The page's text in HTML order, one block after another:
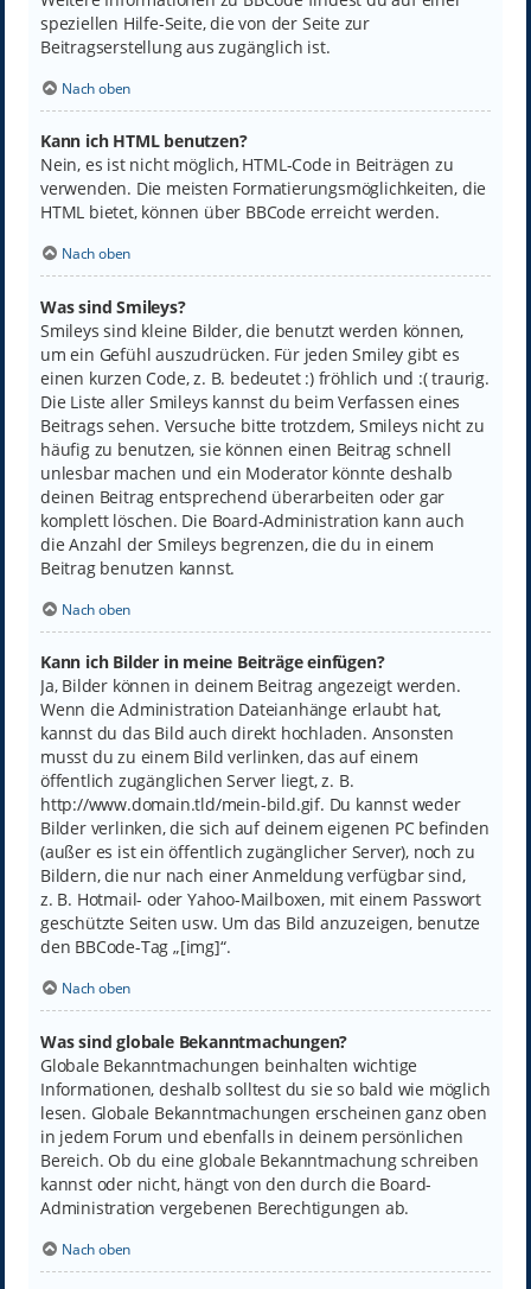
speziellen Hilfe-Seite, die von der Seite zur
Beitragserstellung aus zugänglich ist.
Nach oben
Kann ich HTML benutzen?
Nein, es ist nicht möglich, HTML-Code in Beiträgen zu
verwenden. Die meisten Formatierungsmöglichkeiten, die
HTML bietet, können über BBCode erreicht werden.
Nach oben
Was sind Smileys?
Smileys sind kleine Bilder, die benutzt werden können,
um ein Gefühl auszudrücken. Für jeden Smiley gibt es
einen kurzen Code, z. B. bedeutet :) fröhlich und :( traurig.
Die Liste aller Smileys kannst du beim Verfassen eines
Beitrags sehen. Versuche bitte trotzdem, Smileys nicht zu
häufig zu benutzen, sie können einen Beitrag schnell
unlesbar machen und ein Moderator könnte deshalb
deinen Beitrag entsprechend überarbeiten oder gar
komplett löschen. Die Board-Administration kann auch
die Anzahl der Smileys begrenzen, die du in einem
Beitrag benutzen kannst.
Nach oben
Kann ich Bilder in meine Beiträge einfügen?
Ja, Bilder können in deinem Beitrag angezeigt werden.
Wenn die Administration Dateianhänge erlaubt hat,
kannst du das Bild auch direkt hochladen. Ansonsten
musst du zu einem Bild verlinken, das auf einem
öffentlich zugänglichen Server liegt, z. B.
http://www.domain.tld/mein-bild.gif. Du kannst weder
Bilder verlinken, die sich auf deinem eigenen PC befinden
(außer es ist ein öffentlich zugänglicher Server), noch zu
Bildern, die nur nach einer Anmeldung verfügbar sind,
z. B. Hotmail- oder Yahoo-Mailboxen, mit einem Passwort
geschützte Seiten usw. Um das Bild anzuzeigen, benutze
den BBCode-Tag „[img]“.
Nach oben
Was sind globale Bekanntmachungen?
Globale Bekanntmachungen beinhalten wichtige
Informationen, deshalb solltest du sie so bald wie möglich
lesen. Globale Bekanntmachungen erscheinen ganz oben
in jedem Forum und ebenfalls in deinem persönlichen
Bereich. Ob du eine globale Bekanntmachung schreiben
kannst oder nicht, hängt von den durch die Board-
Administration vergebenen Berechtigungen ab.
Nach oben